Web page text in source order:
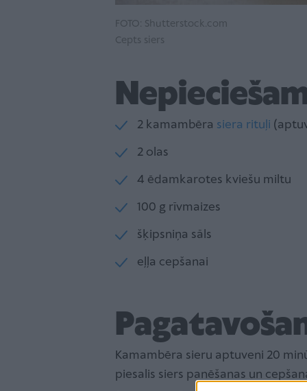
FOTO: Shutterstock.com
Cepts siers
2 kamambēra siera rituļi
2 olas
4 ēdamkarotes kviešu miltu
100 g rīvmaizes
šķipsniņa sāls
eļļa cepšanai
Kamambēra sieru aptuveni 20
piesalis siers panēšanas un